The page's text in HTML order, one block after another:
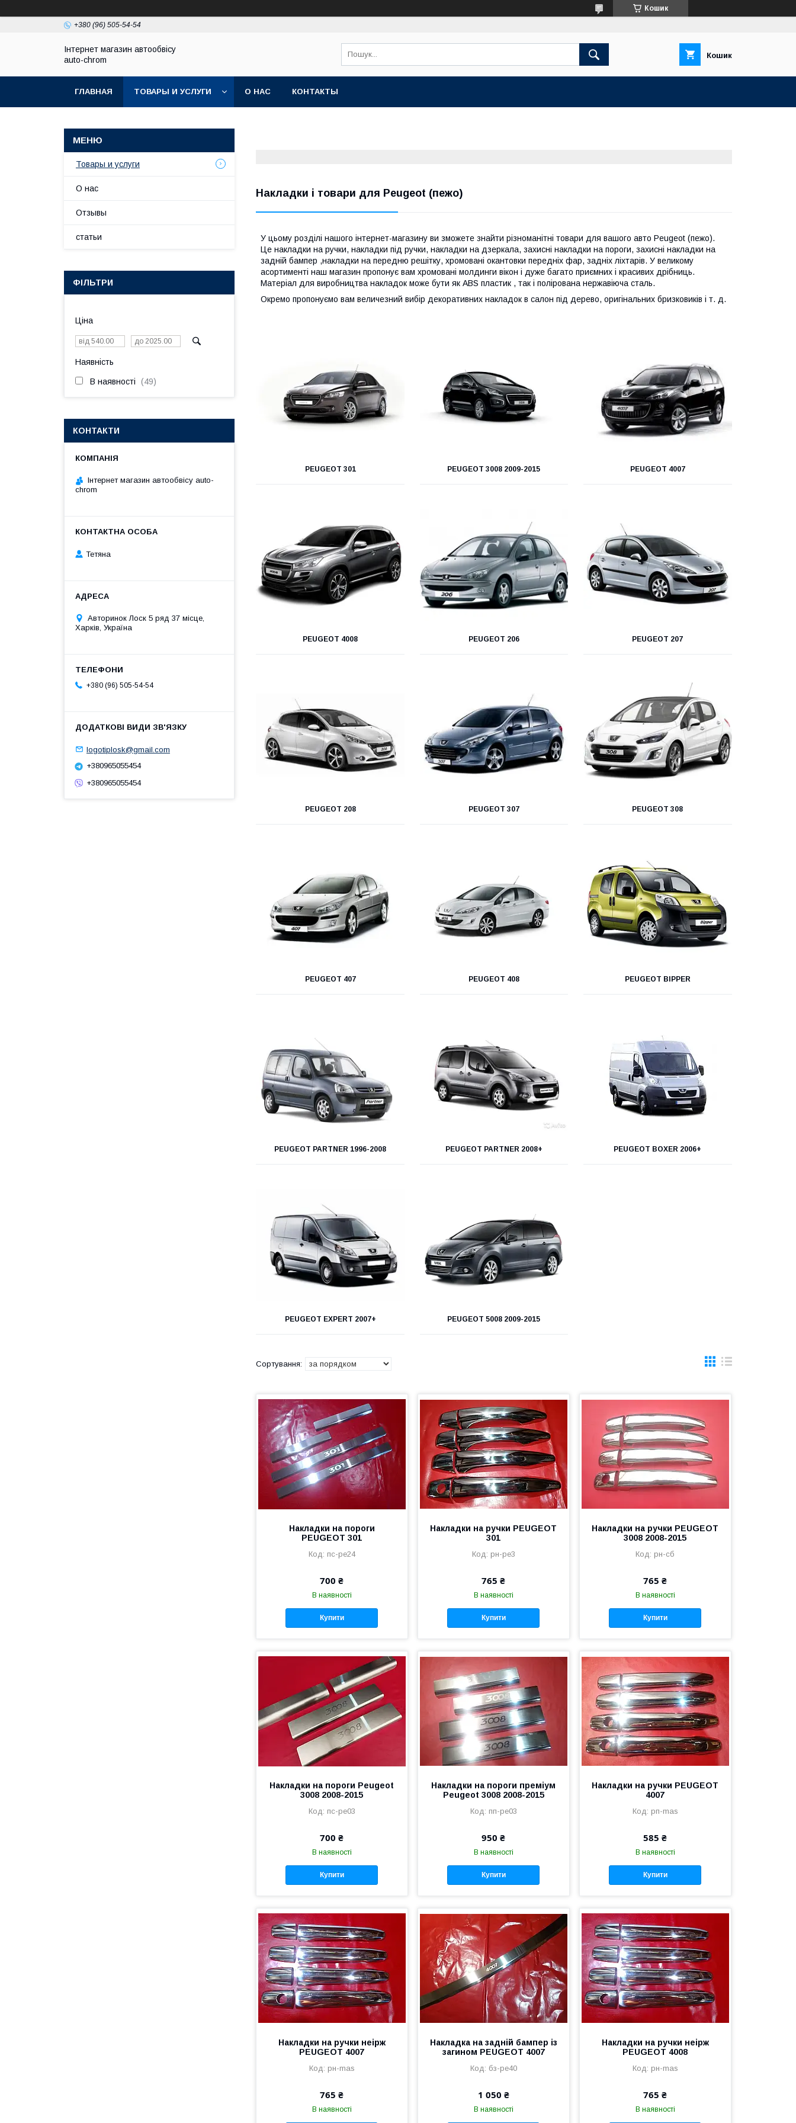
Кошик
+380 (96) 505-54-54
Інтернет магазин автообвісу
auto-chrom
Кошик
ГЛАВНАЯ ТОВАРЫ И УСЛУГИ О НАС КОНТАКТЫ
Накладки і товари для Peugeot (пежо)
У цьому розділі нашого інтернет-магазину ви зможете знайти різноманітні товари для вашого авто Peugeot (пежо).
Це накладки на ручки, накладки під ручки, накладки на дзеркала, захисні накладки на пороги, захисні накладки на
задній бампер ,накладки на передню решітку, хромовані окантовки передніх фар, задніх ліхтарів. У великому
асортименті наш магазин пропонує вам хромовані молдинги вікон і дуже багато приємних і красивих дрібниць.
Матеріал для виробництва накладок може бути як ABS пластик , так і полірована нержавіюча сталь.
Окремо пропонуємо вам величезний вибір декоративних накладок в салон під дерево, оригінальних бризковиків і т. д.
PEUGEOT 301 PEUGEOT 3008 2009-2015 PEUGEOT 4007
PEUGEOT 4008 PEUGEOT 206 PEUGEOT 207
PEUGEOT 208 PEUGEOT 307 PEUGEOT 308
PEUGEOT 407 PEUGEOT 408 PEUGEOT BIPPER
PEUGEOT PARTNER 1996-2008 PEUGEOT PARTNER 2008+ PEUGEOT BOXER 2006+
PEUGEOT EXPERT 2007+ PEUGEOT 5008 2009-2015
Накладки на пороги
PEUGEOT 301
пс-pe24
700 ₴
В наявності
Купити
Накладки на ручки PEUGEOT
301
рн-pe3
765 ₴
В наявності
Купити
Накладки на ручки PEUGEOT
3008 2008-2015
рн-сб
765 ₴
В наявності
Купити
Накладки на пороги Peugeot
3008 2008-2015
пс-pe03
700 ₴
В наявності
Купити
Накладки на пороги преміум
Peugeot 3008 2008-2015
пп-pe03
950 ₴
В наявності
Купити
Накладки на ручки PEUGEOT
4007
рп-mas
585 ₴
В наявності
Купити
Накладки на ручки неірж
PEUGEOT 4007
рн-mas
765 ₴
В наявності
Накладка на задній бампер із
загином PEUGEOT 4007
бз-pe40
1 050 ₴
В наявності
Накладки на ручки неірж
PEUGEOT 4008
рн-mas
765 ₴
В наявності
Товары и услуги
О нас
Отзывы
статьи
ФІЛЬТРИ
Ціна
Наявність
В наявності 49
КОНТАКТИ
Інтернет магазин автообвісу auto-
chrom
Тетяна
Авторинок Лоск 5 ряд 37 місце,
Харків, Україна
+380 (96) 505-54-54
logotiplosk@gmail.com
+380965055454
+380965055454